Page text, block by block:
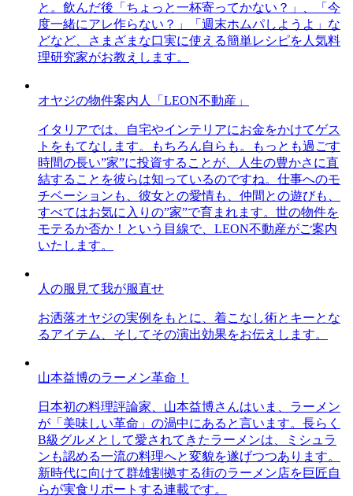
と。飲んだ後「ちょっと一杯寄ってかない？」、「今
度一緒にアレ作らない？」「週末ホムパしようよ」な
どなど、さまざまな口実に使える簡単レシピを人気料
理研究家がお教えします。
オヤジの物件案内人「LEON不動産」
イタリアでは、自宅やインテリアにお金をかけてゲス
トをもてなします。もちろん自らも。もっとも過ごす
時間の長い”家”に投資することが、人生の豊かさに直
結することを彼らは知っているのですね。仕事へのモ
チベーションも、彼女との愛情も、仲間との遊びも、
すべてはお気に入りの”家”で育まれます。世の物件を
モテるか否か！という目線で、LEON不動産がご案内
いたします。
人の服見て我が服直せ
お洒落オヤジの実例をもとに、着こなし術とキーとな
るアイテム、そしてその演出効果をお伝えします。
山本益博のラーメン革命！
日本初の料理評論家、山本益博さんはいま、ラーメン
が「美味しい革命」の渦中にあると言います。長らく
B級グルメとして愛されてきたラーメンは、ミシュラ
ンも認める一流の料理へと変貌を遂げつつあります。
新時代に向けて群雄割拠する街のラーメン店を巨匠自
らが実食リポートする連載です。